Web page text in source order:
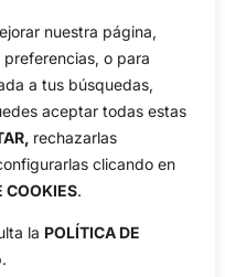
nuestra página,
o para
a tus búsquedas,
aceptar todas estas
rechazarlas
clicando en
COOKIES.
la POLÍTICA DE
por TecnoQuatre